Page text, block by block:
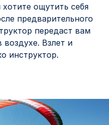
ощутить себя
предварительного
передаст вам
воздухе. Взлет и
инструктор.